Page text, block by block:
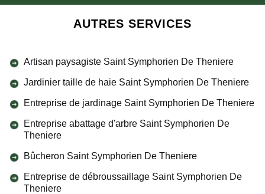
AUTRES SERVICES
Artisan paysagiste Saint Symphorien De Theniere
Jardinier taille de haie Saint Symphorien De Theniere
Entreprise de jardinage Saint Symphorien De Theniere
Entreprise abattage d'arbre Saint Symphorien De
Theniere
Bûcheron Saint Symphorien De Theniere
Entreprise de débroussaillage Saint Symphorien De
Theniere